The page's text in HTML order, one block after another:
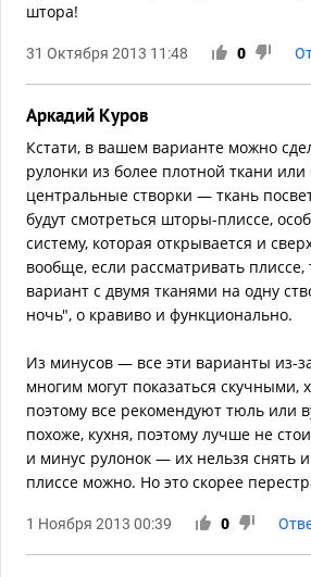
штора!
31 Октября 2013 11:48 0
Аркадий Куров
Кстати, в вашем варианте можно
рулонки из более плотной ткани
центральные створки — ткань
будут смотреться шторы-плиссе,
систему, которая открывается и
вообще, если рассматривать
вариант с двумя тканями на одну
ночь", о кравиво и функционально.
Из минусов — все эти варианты из-
многим могут показаться скучными,
поэтому все рекомендуют тюль или
похоже, кухня, поэтому лучше не
и минус рулонок — их нельзя снять
плиссе можно. Но это скорее
1 Ноября 2013 00:39 0